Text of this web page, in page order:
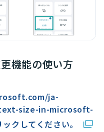
機能の使い方
ja-
size-in-microsoft-
クしてください。